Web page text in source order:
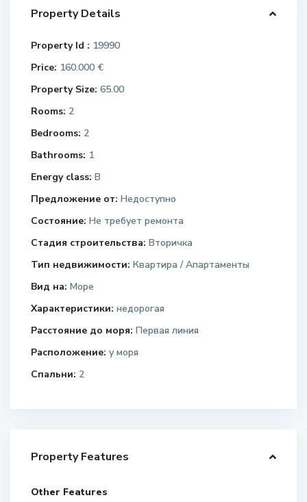
Property Details
Property Id : 19990
Price: 160.000 €
Property Size: 65.00
Rooms: 2
Bedrooms: 2
Bathrooms: 1
Energy class: B
Предложение от: Недоступно
Состояние: Не требует ремонта
Стадия строительства: Вторичка
Тип недвижимости: Квартира / Апартаменты
Вид на: Море
Характеристики: недорогая
Расстояние до моря: Первая линия
Расположение: у моря
Спальни: 2
Property Features
Other Features